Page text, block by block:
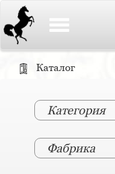
Каталог
Категория
Фабрика